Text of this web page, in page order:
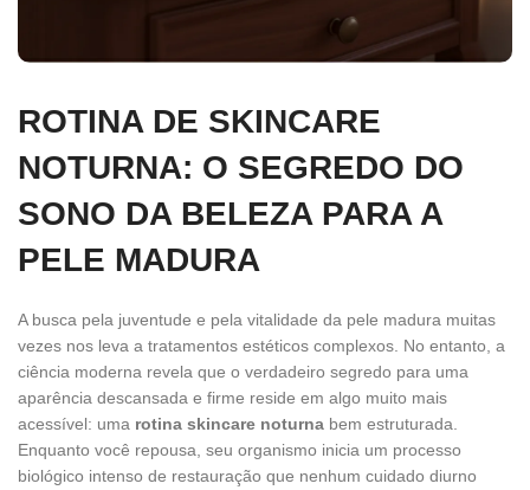
ROTINA DE SKINCARE
NOTURNA: O SEGREDO DO
SONO DA BELEZA PARA A
PELE MADURA
A busca pela juventude e pela vitalidade da pele madura muitas
vezes nos leva a tratamentos estéticos complexos. No entanto, a
ciência moderna revela que o verdadeiro segredo para uma
aparência descansada e firme reside em algo muito mais
acessível: uma rotina skincare noturna bem estruturada.
Enquanto você repousa, seu organismo inicia um processo
biológico intenso de restauração que nenhum cuidado diurno